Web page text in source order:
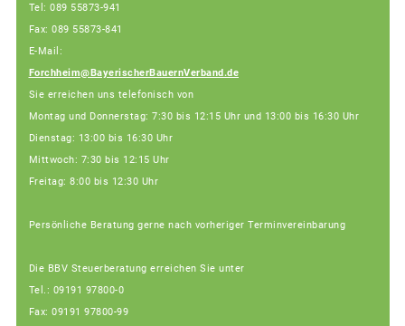
Tel: 089 55873-941
Fax: 089 55873-841
E-Mail:
Forchheim@BayerischerBauernVerband.de
Sie erreichen uns telefonisch von
Montag und Donnerstag: 7:30 bis 12:15 Uhr und 13:00 bis 16:30 Uhr
Dienstag: 13:00 bis 16:30 Uhr
Mittwoch: 7:30 bis 12:15 Uhr
Freitag: 8:00 bis 12:30 Uhr
Persönliche Beratung gerne nach vorheriger Terminvereinbarung
Die BBV Steuerberatung erreichen Sie unter
Tel.: 09191 97800-0
Fax: 09191 97800-99